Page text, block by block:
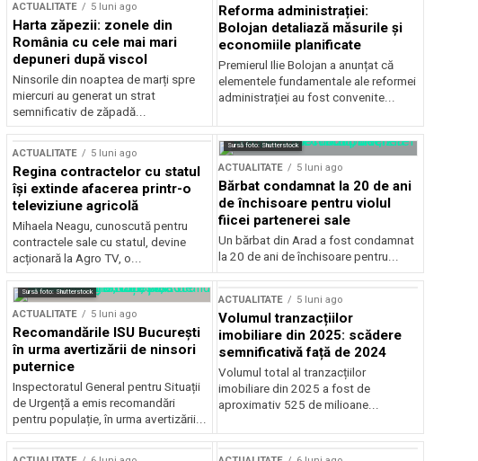
ACTUALITATE 5 luni ago
Harta zăpezii: zonele din
România cu cele mai mari
depuneri după viscol
Ninsorile din noaptea de marți spre
miercuri au generat un strat
semnificativ de zăpadă...
Reforma administrației:
Bolojan detaliază măsurile și
economiile planificate
Premierul Ilie Bolojan a anunțat că
elementele fundamentale ale reformei
administrației au fost convenite...
ACTUALITATE 5 luni ago
Regina contractelor cu statul
își extinde afacerea printr-o
televiziune agricolă
Mihaela Neagu, cunoscută pentru
contractele sale cu statul, devine
acționară la Agro TV, o...
Sursă foto: Shutterstock
ACTUALITATE 5 luni ago
Bărbat condamnat la 20 de ani
de închisoare pentru violul
fiicei partenerei sale
Un bărbat din Arad a fost condamnat
la 20 de ani de închisoare pentru...
Sursă foto: Shutterstock
ACTUALITATE 5 luni ago
Recomandările ISU București
în urma avertizării de ninsori
puternice
Inspectoratul General pentru Situații
de Urgență a emis recomandări
pentru populație, în urma avertizării...
ACTUALITATE 5 luni ago
Volumul tranzacțiilor
imobiliare din 2025: scădere
semnificativă față de 2024
Volumul total al tranzacțiilor
imobiliare din 2025 a fost de
aproximativ 525 de milioane...